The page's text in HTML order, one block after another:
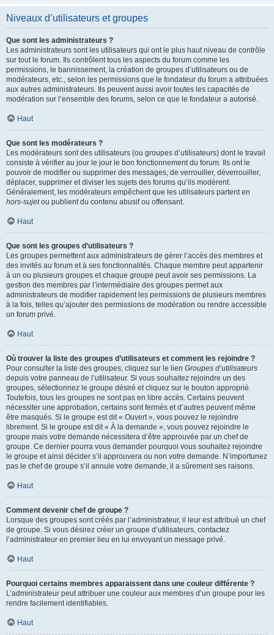
Niveaux d’utilisateurs et groupes
Que sont les administrateurs ?
Les administrateurs sont les utilisateurs qui ont le plus haut niveau de contrôle
sur tout le forum. Ils contrôlent tous les aspects du forum comme les
permissions, le bannissement, la création de groupes d’utilisateurs ou de
modérateurs, etc., selon les permissions que le fondateur du forum a attribuées
aux autres administrateurs. Ils peuvent aussi avoir toutes les capacités de
modération sur l’ensemble des forums, selon ce que le fondateur a autorisé.
Haut
Que sont les modérateurs ?
Les modérateurs sont des utilisateurs (ou groupes d’utilisateurs) dont le travail
consiste à vérifier au jour le jour le bon fonctionnement du forum. Ils ont le
pouvoir de modifier ou supprimer des messages, de verrouiller, déverrouiller,
déplacer, supprimer et diviser les sujets des forums qu’ils modèrent.
Généralement, les modérateurs empêchent que les utilisateurs partent en
hors-sujetou publient du contenu abusif ou offensant.
Haut
Que sont les groupes d’utilisateurs ?
Les groupes permettent aux administrateurs de gérer l’accès des membres et
des invités au forum et à ses fonctionnalités. Chaque membre peut appartenir
à un ou plusieurs groupes et chaque groupe peut avoir ses permissions. La
gestion des membres par l’intermédiaire des groupes permet aux
administrateurs de modifier rapidement les permissions de plusieurs membres
à la fois, telles qu’ajouter des permissions de modération ou rendre accessible
un forum privé.
Haut
Où trouver la liste des groupes d’utilisateurs et comment les rejoindre ?
Pour consulter la liste des groupes, cliquez sur le lien Groupes d’utilisateurs
depuis votre panneau de l’utilisateur. Si vous souhaitez rejoindre un des
groupes, sélectionnez le groupe désiré et cliquez sur le bouton approprié.
Toutefois, tous les groupes ne sont pas en libre accès. Certains peuvent
nécessiter une approbation, certains sont fermés et d’autres peuvent même
être masqués. Si le groupe est dit « Ouvert », vous pouvez le rejoindre
librement. Si le groupe est dit « À la demande », vous pouvez rejoindre le
groupe mais votre demande nécessitera d’être approuvée par un chef de
groupe. Ce dernier pourra vous demander pourquoi vous souhaitez rejoindre
le groupe et ainsi décider s’il approuvera ou non votre demande. N’importunez
pas le chef de groupe s’il annule votre demande, il a sûrement ses raisons.
Haut
Comment devenir chef de groupe ?
Lorsque des groupes sont créés par l’administrateur, il leur est attribué un chef
de groupe. Si vous désirez créer un groupe d’utilisateurs, contactez
l’administrateur en premier lieu en lui envoyant un message privé.
Haut
Pourquoi certains membres apparaissent dans une couleur différente ?
L’administrateur peut attribuer une couleur aux membres d’un groupe pour les
rendre facilement identifiables.
Haut